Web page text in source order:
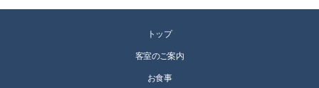
トップ
客室のご案内
お食事